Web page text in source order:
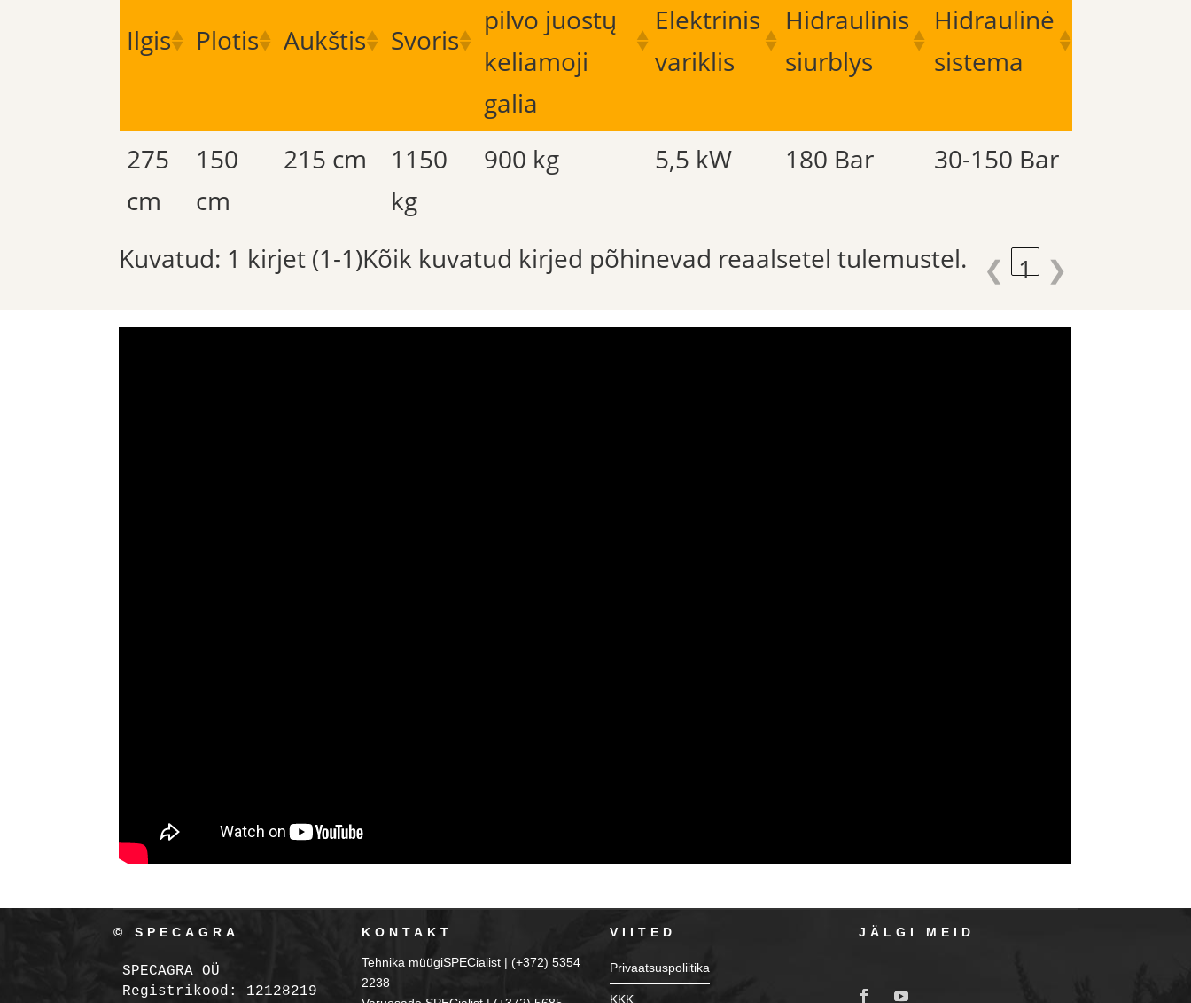
Ilgis Plotis Aukštis Svoris
pilvo juostų
keliamoji
galia
Elektrinis
variklis
Hidraulinis
siurblys
Hidraulinė
sistema
275
cm
150
cm
215 cm
1150
kg
900 kg 5,5 kW 180 Bar 30-150 Bar
Kuvatud: 1 kirjet (1-1)Kõik kuvatud kirjed põhinevad reaalsetel tulemustel. ❮ 1 ❯
© SPECAGRA
SPECAGRA OÜ
Registrikood: 12128219
KONTAKT
Tehnika müügiSPECialist | (+372) 5354
2238
VIITED
Privaatsuspoliitika
KKK
JÄLGI MEID